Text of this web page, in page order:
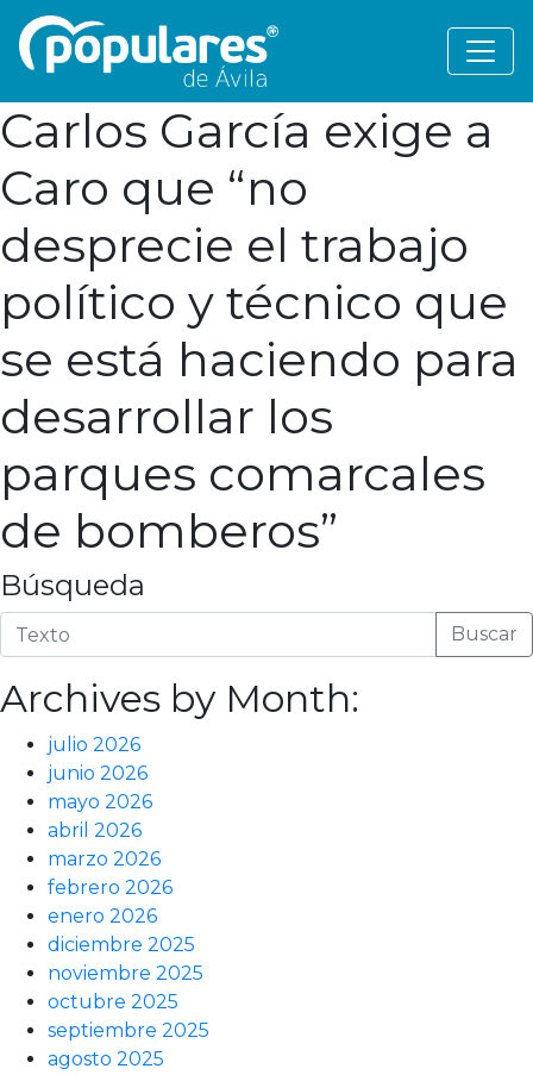
Carlos García exige a
Caro que “no
desprecie el trabajo
político y técnico que
se está haciendo para
desarrollar los
parques comarcales
de bomberos”
Búsqueda
Buscar
Archives by Month:
julio 2026
junio 2026
mayo 2026
abril 2026
marzo 2026
febrero 2026
enero 2026
diciembre 2025
noviembre 2025
octubre 2025
septiembre 2025
agosto 2025